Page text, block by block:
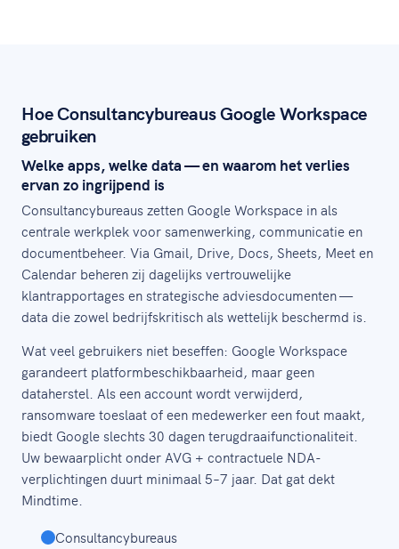
Hoe Consultancybureaus Google Workspace
gebruiken
Welke apps, welke data — en waarom het verlies
ervan zo ingrijpend is
Consultancybureaus zetten Google Workspace in als
centrale werkplek voor samenwerking, communicatie en
documentbeheer. Via Gmail, Drive, Docs, Sheets, Meet en
Calendar beheren zij dagelijks vertrouwelijke
klantrapportages en strategische adviesdocumenten —
data die zowel bedrijfskritisch als wettelijk beschermd is.
Wat veel gebruikers niet beseffen: Google Workspace
garandeert platformbeschikbaarheid, maar geen
dataherstel. Als een account wordt verwijderd,
ransomware toeslaat of een medewerker een fout maakt,
biedt Google slechts 30 dagen terugdraaifunctionaliteit.
Uw bewaarplicht onder AVG + contractuele NDA-
verplichtingen duurt minimaal 5–7 jaar. Dat gat dekt
Mindtime.
Consultancybureaus